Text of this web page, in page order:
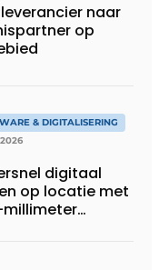
naar
op
& DIGITALISERING
digitaal
op locatie met